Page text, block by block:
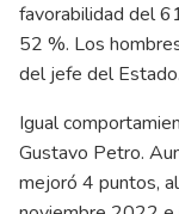
favorabilidad del
52 %. Los
del jefe del Estado.
Igual
Gustavo Petro.
mejoró 4 puntos,